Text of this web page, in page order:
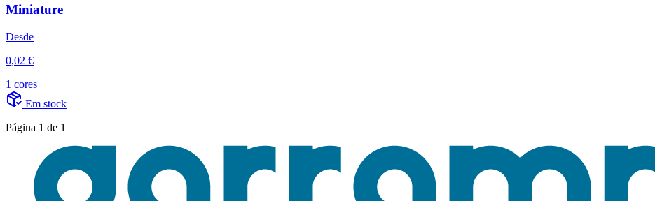
Miniature
Desde
0,02 €
1 cores
Em stock
Página 1 de 1